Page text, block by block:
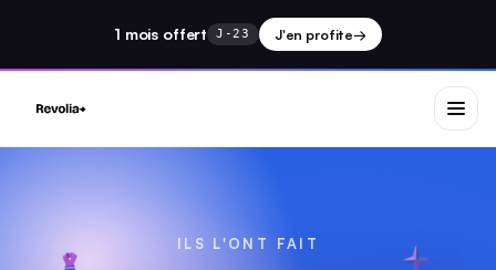
1 mois offert J-23 J'en profite→
ILS L'ONT FAIT